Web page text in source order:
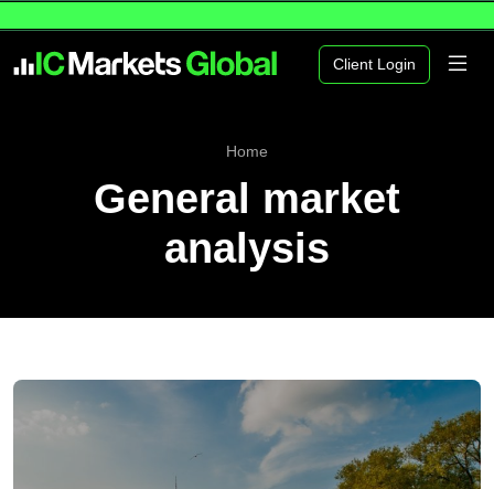
Client Login
Home
General market
analysis